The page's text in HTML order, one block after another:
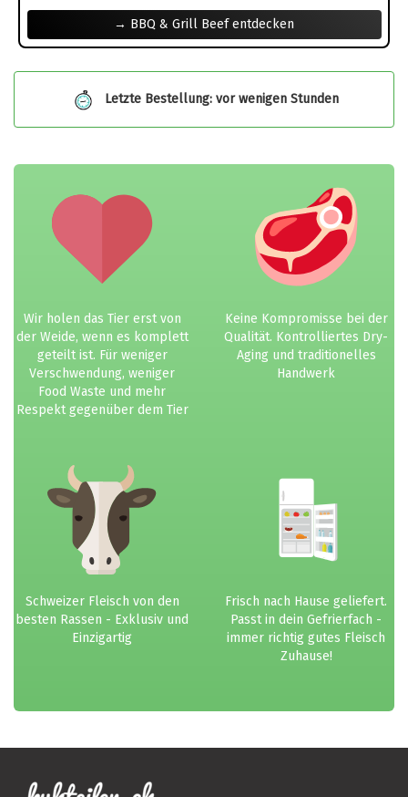
→ BBQ & Grill Beef entdecken
Letzte Bestellung: vor wenigen Stunden
Wir holen das Tier erst von
der Weide, wenn es komplett
geteilt ist. Für weniger
Verschwendung, weniger
Food Waste und mehr
Respekt gegenüber dem Tier
Keine Kompromisse bei der
Qualität. Kontrolliertes Dry-
Aging und traditionelles
Handwerk
Schweizer Fleisch von den
besten Rassen - Exklusiv und
Einzigartig
Frisch nach Hause geliefert.
Passt in dein Gefrierfach -
immer richtig gutes Fleisch
Zuhause!